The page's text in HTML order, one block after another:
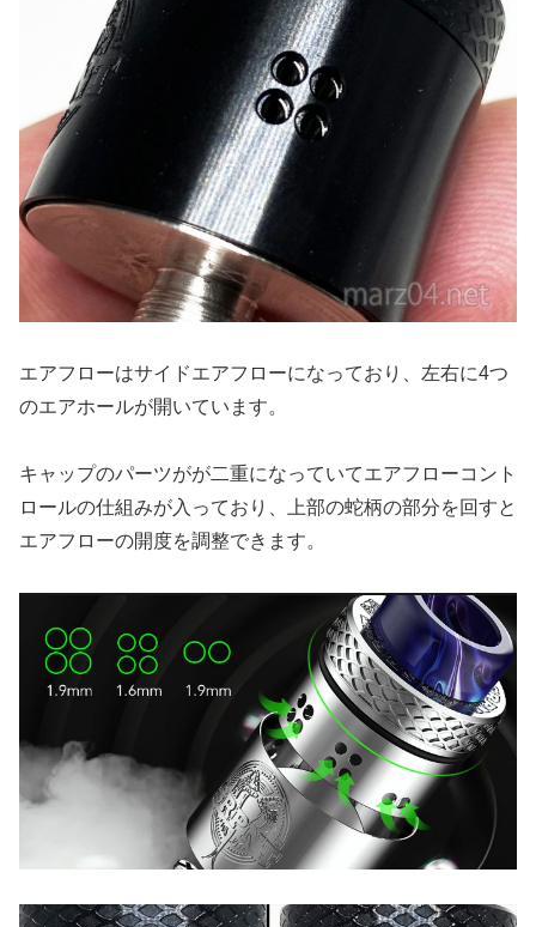
エアフローはサイドエアフローになっており、左右に4つ
のエアホールが開いています。
キャップのパーツがが二重になっていてエアフローコント
ロールの仕組みが入っており、上部の蛇柄の部分を回すと
エアフローの開度を調整できます。